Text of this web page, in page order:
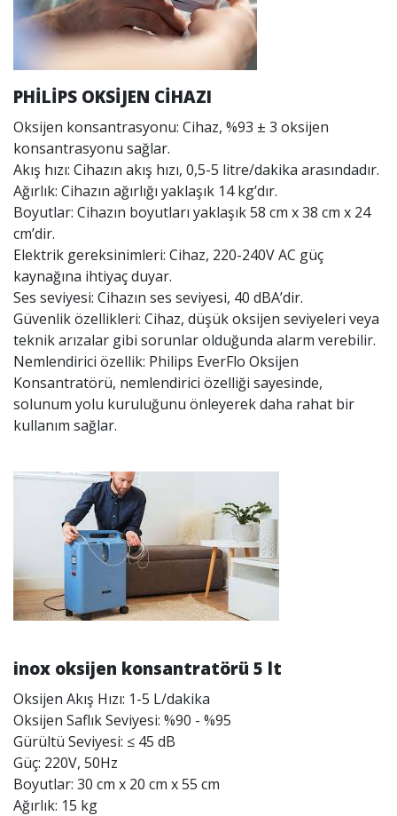
PHİLİPS OKSİJEN CİHAZI
Oksijen konsantrasyonu: Cihaz, %93 ± 3 oksijen
konsantrasyonu sağlar.
Akış hızı: Cihazın akış hızı, 0,5-5 litre/dakika arasındadır.
Ağırlık: Cihazın ağırlığı yaklaşık 14 kg’dır.
Boyutlar: Cihazın boyutları yaklaşık 58 cm x 38 cm x 24
cm’dir.
Elektrik gereksinimleri: Cihaz, 220-240V AC güç
kaynağına ihtiyaç duyar.
Ses seviyesi: Cihazın ses seviyesi, 40 dBA’dir.
Güvenlik özellikleri: Cihaz, düşük oksijen seviyeleri veya
teknik arızalar gibi sorunlar olduğunda alarm verebilir.
Nemlendirici özellik: Philips EverFlo Oksijen
Konsantratörü, nemlendirici özelliği sayesinde,
solunum yolu kuruluğunu önleyerek daha rahat bir
kullanım sağlar.
inox oksijen konsantratörü 5 lt
Oksijen Akış Hızı: 1-5 L/dakika
Oksijen Saflık Seviyesi: %90 - %95
Gürültü Seviyesi: ≤ 45 dB
Güç: 220V, 50Hz
Boyutlar: 30 cm x 20 cm x 55 cm
Ağırlık: 15 kg